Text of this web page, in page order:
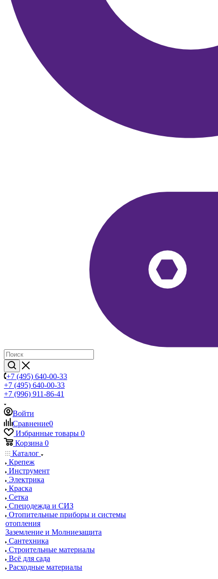
+7 (495) 640-00-33
+7 (495) 640-00-33
+7 (996) 911-86-41
Войти
Сравнение0
Избранные товары 0
Корзина 0
Каталог
Крепеж
Инструмент
Электрика
Краска
Сетка
Спецодежда и СИЗ
Отопительные приборы и системы
отопления
Заземление и Молниезащита
Сантехника
Строительные материалы
Всё для сада
Расходные материалы